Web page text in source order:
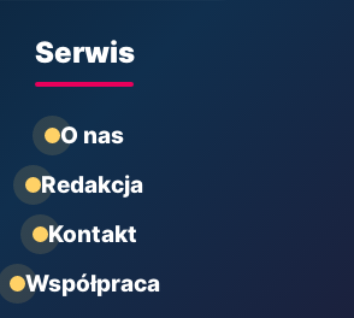
Serwis
O nas
Redakcja
Kontakt
Współpraca